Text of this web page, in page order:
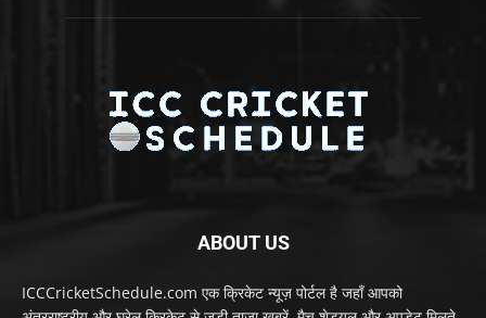
ABOUT US
ICCCricketSchedule.com एक क्रिकेट न्यूज़ पोर्टल है जहाँ आपको